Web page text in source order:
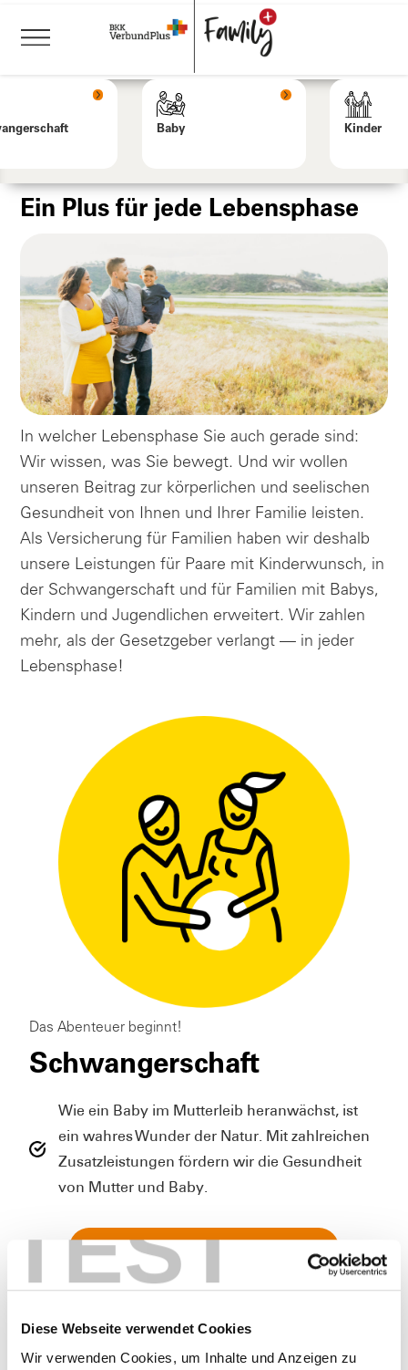
TEST
Diese Webseite verwendet Cookies
Wir verwenden Cookies, um Inhalte und Anzeigen zu
Baby Kinder
Ein Plus für jede Lebensphase
In welcher Lebensphase Sie auch gerade sind:
Wir wissen, was Sie bewegt. Und wir wollen
unseren Beitrag zur körperlichen und seelischen
Gesundheit von Ihnen und Ihrer Familie leisten.
Als Versicherung für Familien haben wir deshalb
unsere Leistungen für Paare mit Kinderwunsch, in
der Schwangerschaft und für Familien mit Babys,
Kindern und Jugendlichen erweitert. Wir zahlen
mehr, als der Gesetzgeber verlangt — in jeder
Lebensphase!
Das Abenteuer beginnt!
Schwangerschaft
Wie ein Baby im Mutterleib heranwächst, ist
ein wahres Wunder der Natur. Mit zahlreichen
Zusatzleistungen fördern wir die Gesundheit
von Mutter und Baby.
Unser Plus in der Schwangerschaft